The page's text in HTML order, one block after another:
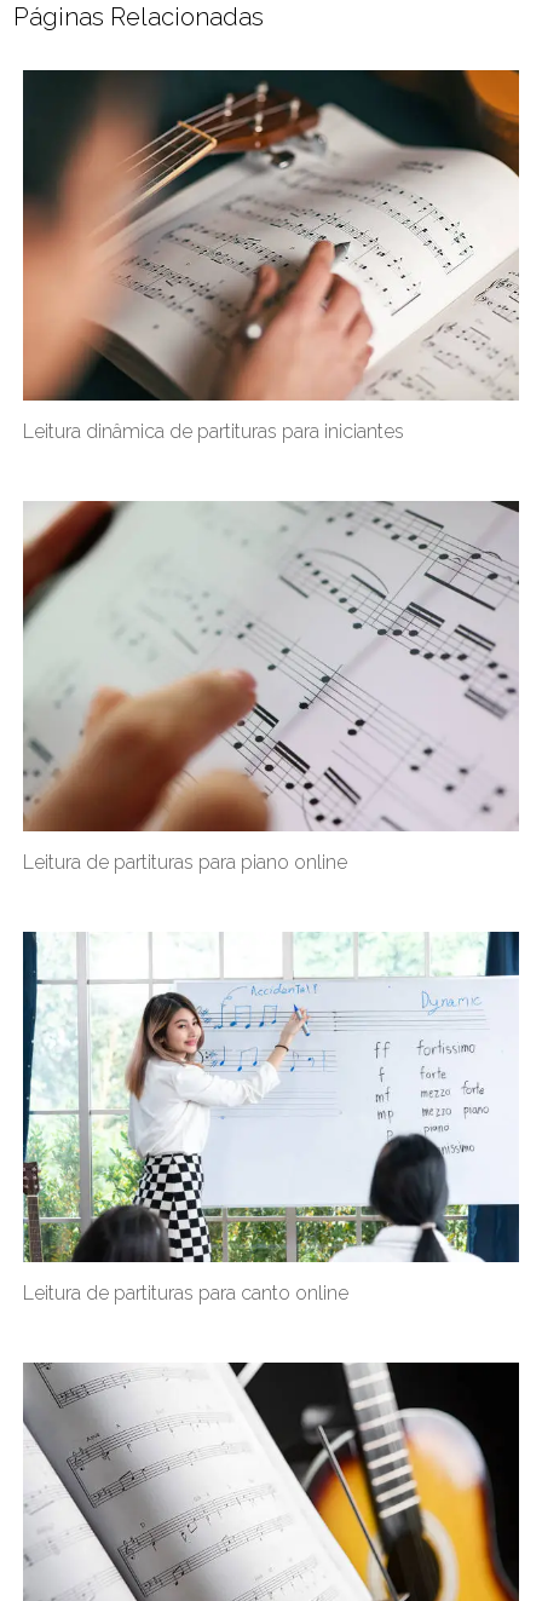
Páginas Relacionadas
Leitura dinâmica de partituras para iniciantes
Leitura de partituras para piano online
Leitura de partituras para canto online